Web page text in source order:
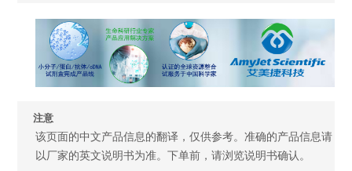
注意
该页面的中文产品信息的翻译，仅供参考。准确的产品信息请
以厂家的英文说明书为准。下单前，请浏览说明书确认。